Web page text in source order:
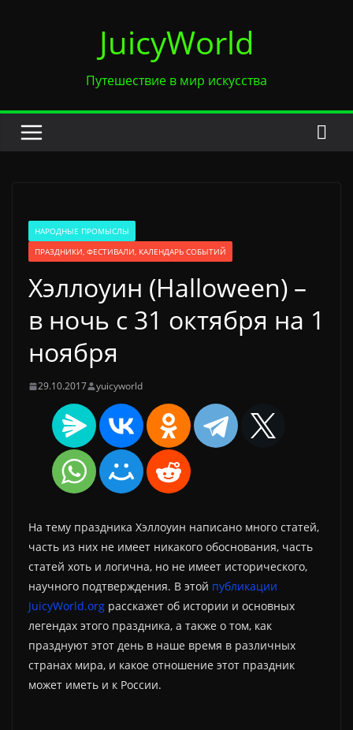
JuicyWorld
Путешествие в мир искусства
НАРОДНЫЕ ПРОМЫСЛЫ
ПРАЗДНИКИ, ФЕСТИВАЛИ, КАЛЕНДАРЬ СОБЫТИЙ
Хэллоуин (Halloween) –
в ночь с 31 октября на 1
ноября
29.10.2017 yuicyworld
На тему праздника Хэллоуин написано много статей,
часть из них не имеет никакого обоснования, часть
статей хоть и логична, но не имеет исторического,
научного подтверждения. В этой публикации
JuicyWorld.org расскажет об истории и основных
легендах этого праздника, а также о том, как
празднуют этот день в наше время в различных
странах мира, и какое отношение этот праздник
может иметь и к России.